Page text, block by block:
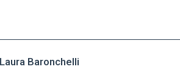
Laura Baronchelli